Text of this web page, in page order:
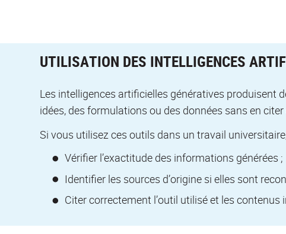
UTILISATION DES INTELLIGENCES
Les intelligences artificielles génératives produisent
idées, des formulations ou des données sans en citer
Si vous utilisez ces outils dans un travail
Vérifier l’exactitude des informations générées ;
Identifier les sources d’origine si elles sont
Citer correctement l’outil utilisé et les contenus